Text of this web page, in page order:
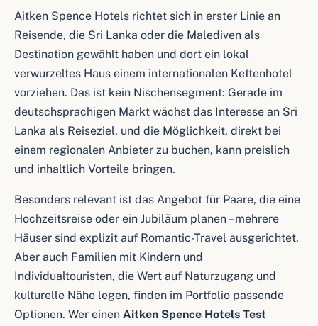
Aitken Spence Hotels richtet sich in erster Linie an
Reisende, die Sri Lanka oder die Malediven als
Destination gewählt haben und dort ein lokal
verwurzeltes Haus einem internationalen Kettenhotel
vorziehen. Das ist kein Nischensegment: Gerade im
deutschsprachigen Markt wächst das Interesse an Sri
Lanka als Reiseziel, und die Möglichkeit, direkt bei
einem regionalen Anbieter zu buchen, kann preislich
und inhaltlich Vorteile bringen.
Besonders relevant ist das Angebot für Paare, die eine
Hochzeitsreise oder ein Jubiläum planen – mehrere
Häuser sind explizit auf Romantic-Travel ausgerichtet.
Aber auch Familien mit Kindern und
Individualtouristen, die Wert auf Naturzugang und
kulturelle Nähe legen, finden im Portfolio passende
Optionen. Wer einen Aitken Spence Hotels Test